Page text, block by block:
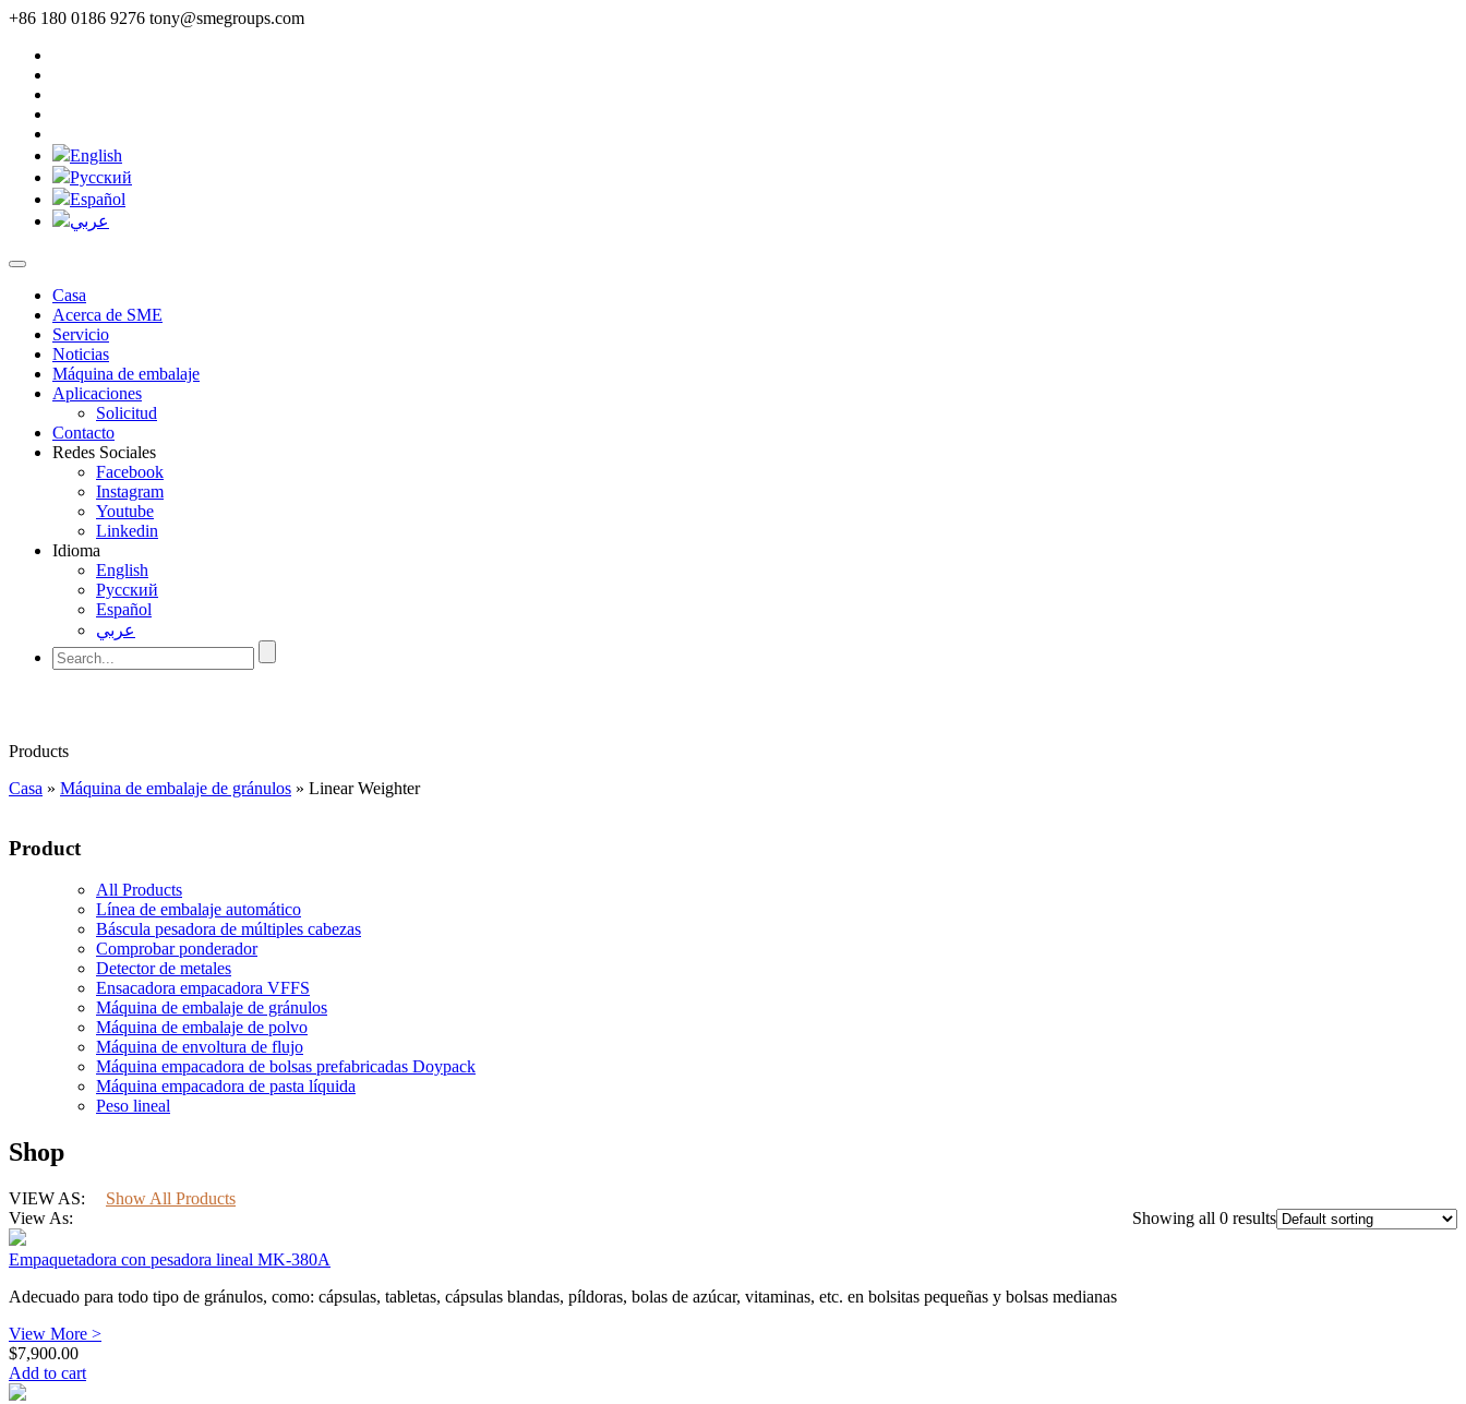
+86 180 0186 9276 tony@smegroups.com
English
Pусский
Español
عربي
Casa
Acerca de SME
Servicio
Noticias
Máquina de embalaje
Aplicaciones
Solicitud
Contacto
Redes Sociales
Facebook
Instagram
Youtube
Linkedin
Idioma
English
Pусский
Español
عربي
Products
Casa » Máquina de embalaje de gránulos » Linear Weighter
Product
All Products
Línea de embalaje automático
Báscula pesadora de múltiples cabezas
Comprobar ponderador
Detector de metales
Ensacadora empacadora VFFS
Máquina de embalaje de gránulos
Máquina de embalaje de polvo
Máquina de envoltura de flujo
Máquina empacadora de bolsas prefabricadas Doypack
Máquina empacadora de pasta líquida
Peso lineal
Shop
VIEW AS:
Show All Products
Showing all 0 results
View As:
Empaquetadora con pesadora lineal MK-380A
Adecuado para todo tipo de gránulos, como: cápsulas, tabletas, cápsulas blandas, píldoras, bolas de azúcar, vitaminas, etc. en bolsitas pequeñas y bolsas medianas
View More >
$7,900.00
Add to cart